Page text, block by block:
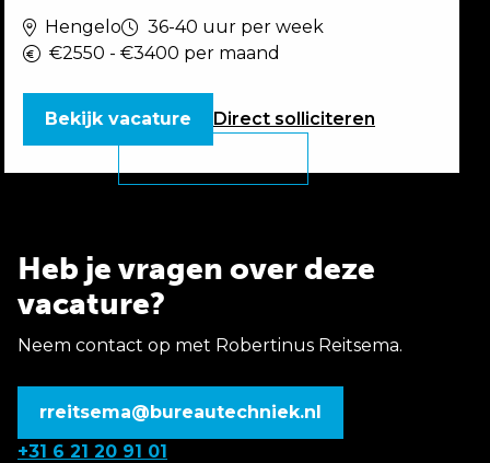
Hengelo
36-40 uur per week
€2550 - €3400 per maand
Direct solliciteren
Bekijk vacature
Heb je vragen over deze
vacature?
Neem contact op met Robertinus Reitsema.
rreitsema@bureautechniek.nl
+31 6 21 20 91 01